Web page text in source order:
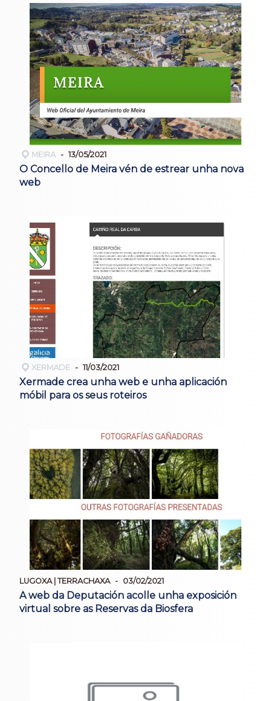
MEIRA 13/05/2021
O Concello de Meira vén de estrear unha nova
web
XERMADE 11/03/2021
Xermade crea unha web e unha aplicación
móbil para os seus roteiros
LUGOXA | TERRACHAXA 03/02/2021
A web da Deputación acolle unha exposición
virtual sobre as Reservas da Biosfera